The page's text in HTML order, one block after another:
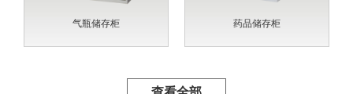
气瓶储存柜 药品储存柜